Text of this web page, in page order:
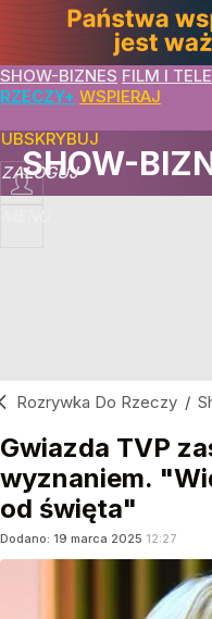
SHOW-BIZNES FILM I
RZECZY+ WSPIERAJ
ZALOGUJ
SHOW-
Rozrywka Do Rzeczy /
Gwiazda TVP
wyznaniem.
od święta"
Dodano: 19 marca 2025 12:27